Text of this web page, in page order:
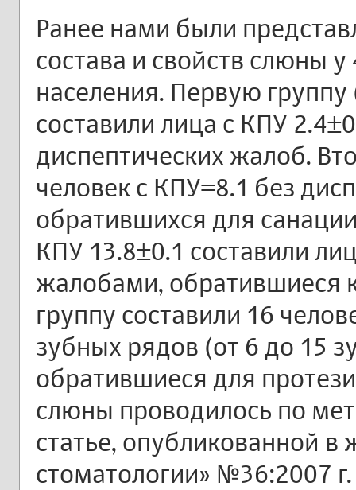
Ранее нами были
состава и свойств слюны у
населения. Первую группу
составили лица с КПУ
диспептических жалоб.
человек с КПУ=8.1 без
обратившихся для
КПУ 13.8±0.1 составили
жалобами, обратившиеся
группу составили 16
зубных рядов (от 6 до 15
обратившиеся для
слюны проводилось по
статье, опубликованной в
стоматологии» №36:2007 г.